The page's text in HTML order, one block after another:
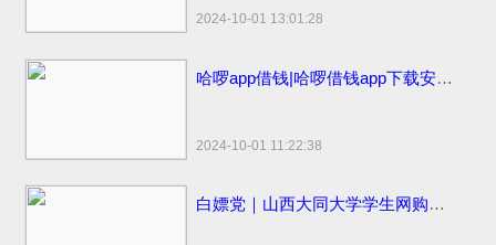
2024-10-01 13:01:28
哈啰app借钱|哈啰借钱app下载安装免费小小上当和电话骚扰
2024-10-01 11:22:38
白嫖党｜山西大同大学学生网购申请“仅退款”被拒骂客服一小时